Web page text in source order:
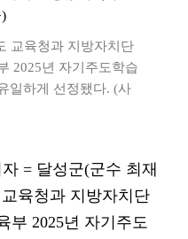
교육청과 지방자치단
2025년 자기주도학습
일하게 선정됐다. (사
= 달성군(군수 최재
육청과 지방자치단
부 2025년 자기주도